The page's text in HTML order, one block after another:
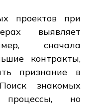
проектов при
выявляет
сначала
контракты,
признание в
знакомых
но